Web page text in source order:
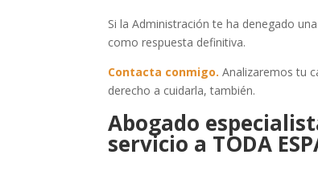
Si la Administración te ha denegado
como respuesta definitiva.
Contacta conmigo. Analizaremos tu
derecho a cuidarla, también.
Abogado
servicio a TODA